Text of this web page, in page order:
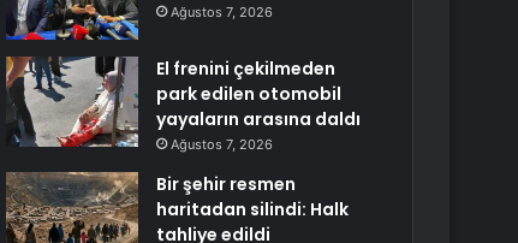
Ağustos 7, 2026
El frenini çekilmeden
park edilen otomobil
yayaların arasına daldı
Ağustos 7, 2026
Bir şehir resmen
haritadan silindi: Halk
tahliye edildi